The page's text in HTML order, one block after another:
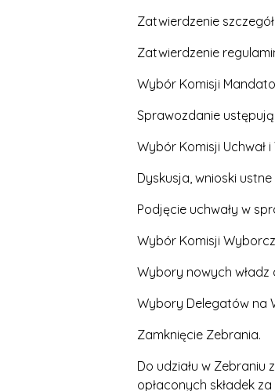
Zatwierdzenie
Zatwierdzenie
Wybór Komisji
Sprawozdanie
Wybór Komisji Uchwał i
Dyskusja, wnioski
Podjęcie uchwały w
Wybór Komisji
Wybory nowych władz
Wybory Delegatów na
Zamknięcie Zebrania.
Do udziału w Zebraniu
opłaconych składek